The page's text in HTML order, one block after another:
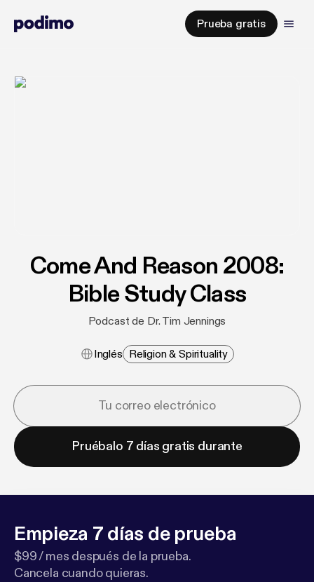
Prueba gratis
Come And Reason 2008:
Bible Study Class
Podcast de Dr. Tim Jennings
Inglés Religion & Spirituality
Pruébalo 7 días gratis durante
Empieza 7 días de prueba
$99 / mes después de la prueba.
Cancela cuando quieras.